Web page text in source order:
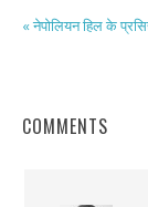
« नेपोलियन हिल के
COMMENTS